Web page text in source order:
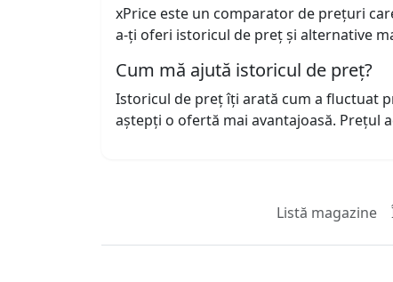
xPrice este un comparator de prețuri
a-ți oferi istoricul de preț și alternative
Cum mă ajută istoricul de preț?
Istoricul de preț îți arată cum a fluctuat
aștepți o ofertă mai avantajoasă. Prețul
Listă magazine